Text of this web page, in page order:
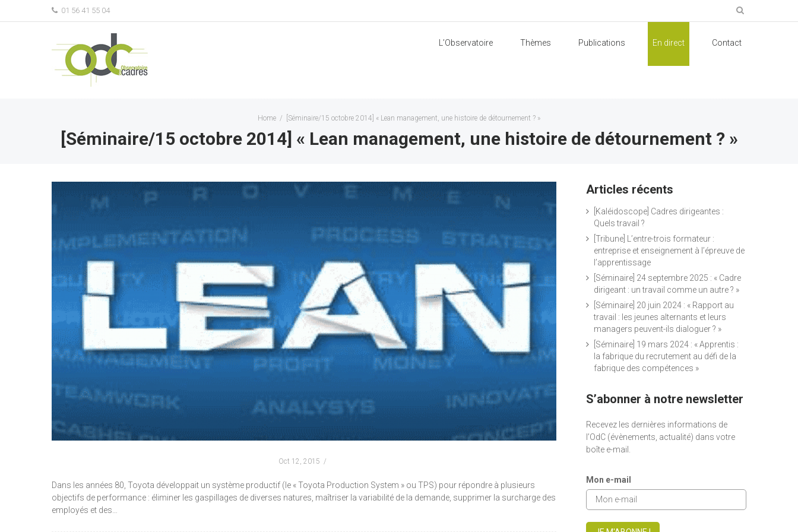
01 56 41 55 04
L’Observatoire Thèmes Publications En direct Contact
Home / [Séminaire/15 octobre 2014] « Lean management, une histoire de détournement ? »
[Séminaire/15 octobre 2014] « Lean management, une histoire de détournement ? »
Oct 12, 2015
Dans les années 80, Toyota développait un système productif (le « Toyota Production System » ou TPS) pour répondre à plusieurs
objectifs de performance : éliminer les gaspillages de diverses natures, maîtriser la variabilité de la demande, supprimer la surcharge des
employés et des…
Articles récents
[Kaléidoscope] Cadres dirigeantes :
Quels travail ?
[Tribune] L’entre-trois formateur :
entreprise et enseignement à l’épreuve de
l’apprentissage
[Séminaire] 24 septembre 2025 : « Cadre
dirigeant : un travail comme un autre ? »
[Séminaire] 20 juin 2024 : « Rapport au
travail : les jeunes alternants et leurs
managers peuvent-ils dialoguer ? »
[Séminaire] 19 mars 2024 : « Apprentis :
la fabrique du recrutement au défi de la
fabrique des compétences »
S’abonner à notre newsletter
Recevez les dernières informations de
l’OdC (évènements, actualité) dans votre
boîte e-mail.
Mon e-mail